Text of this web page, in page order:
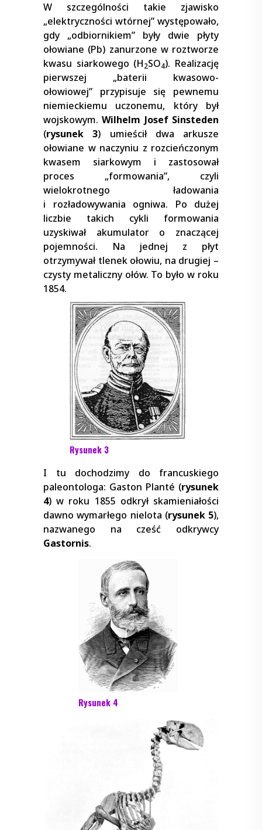
W szczególności takie zjawisko
„elektryczności wtórnej” występowało,
gdy „odbiornikiem” były dwie płyty
ołowiane (Pb) zanurzone w roztworze
kwasu siarkowego (H2SO4). Realizację
pierwszej „baterii kwasowo-
ołowiowej” przypisuje się pewnemu
niemieckiemu uczonemu, który był
wojskowym.Wilhelm Josef Sinsteden
(rysunek 3) umieścił dwa arkusze
ołowiane w naczyniu z rozcieńczonym
kwasem siarkowym i zastosował
proces „formowania”, czyli
wielokrotnego ładowania
i rozładowywania ogniwa. Po dużej
liczbie takich cykli formowania
uzyskiwał akumulator o znaczącej
pojemności. Na jednej z płyt
otrzymywał tlenek ołowiu, na drugiej –
czysty metaliczny ołów. To było w roku
1854.
Rysunek 3
I tu dochodzimy do francuskiego
paleontologa: Gaston Planté (rysunek
4) w roku 1855 odkrył skamieniałości
dawno wymarłego nielota (rysunek 5),
nazwanego na cześć odkrywcy
Gastornis.
Rysunek 4